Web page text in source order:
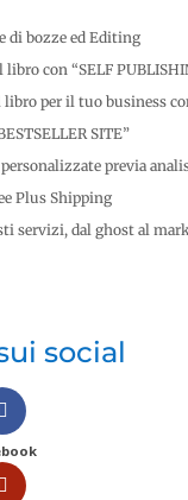
di bozze ed Editing
con “SELF
per il tuo business
SITE”
previa
Plus Shipping
servizi, dal ghost al
social